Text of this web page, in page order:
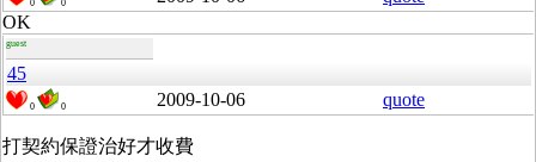
0 0
OK
guest
45
0 0 2009-10-06 quote
打契約保證治好才收費